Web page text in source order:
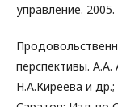
управление.
перспективы.
Н.А.Киреева и